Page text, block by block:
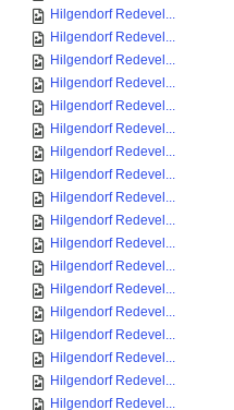
Hilgendorf Redevel...
Hilgendorf Redevel...
Hilgendorf Redevel...
Hilgendorf Redevel...
Hilgendorf Redevel...
Hilgendorf Redevel...
Hilgendorf Redevel...
Hilgendorf Redevel...
Hilgendorf Redevel...
Hilgendorf Redevel...
Hilgendorf Redevel...
Hilgendorf Redevel...
Hilgendorf Redevel...
Hilgendorf Redevel...
Hilgendorf Redevel...
Hilgendorf Redevel...
Hilgendorf Redevel...
Hilgendorf Redevel...